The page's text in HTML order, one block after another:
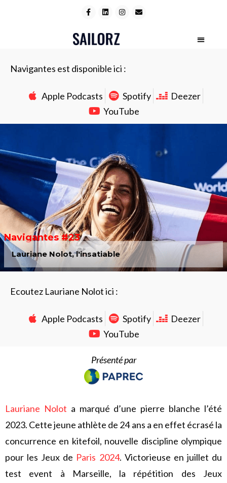
Navigantes est disponible ici :
Apple Podcasts Spotify
Deezer
YouTube
Navigantes #23
Lauriane Nolot, l'insatiable
Ecoutez Lauriane Nolot ici :
Apple Podcasts Spotify
Deezer
YouTube
Présenté par
Lauriane Nolot a marqué d’une pierre blanche l’été
2023. Cette jeune athlète de 24 ans a en effet écrasé la
concurrence en kitefoil, nouvelle discipline olympique
pour les Jeux de Paris 2024. Victorieuse en juillet du
test event à Marseille, la répétition des Jeux